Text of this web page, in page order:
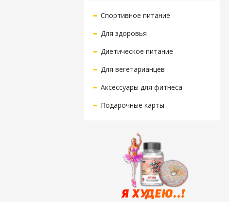
Спортивное питание
Для здоровья
Диетическое питание
Для вегетарианцев
Аксессуары для фитнеса
Подарочные карты